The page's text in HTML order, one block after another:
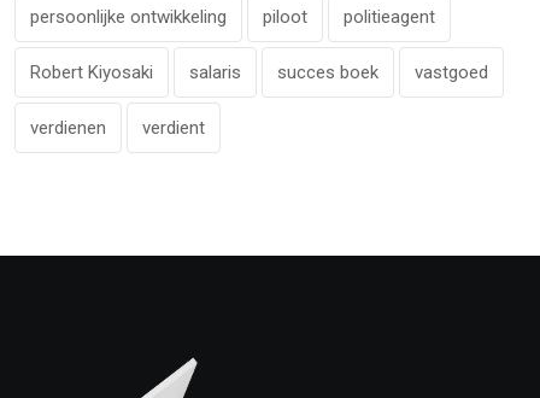
persoonlijke ontwikkeling piloot politieagent
Robert Kiyosaki salaris succes boek vastgoed
verdienen verdient